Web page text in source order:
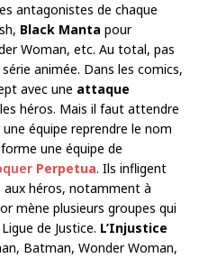
antagonistes de chaque
Black Manta pour
Woman, etc. Au total, pas
animée. Dans les comics,
avec une attaque
héros. Mais il faut attendre
équipe reprendre le nom
une équipe de
Perpetua. Ils infligent
aux héros, notamment à
mène plusieurs groupes qui
de Justice. L’Injustice
Batman, Wonder Woman,